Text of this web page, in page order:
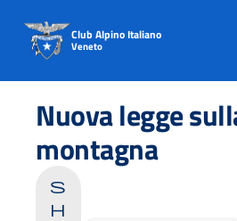
content
Club Alpino Italiano
Veneto
Nuova legge
montagna
s
h